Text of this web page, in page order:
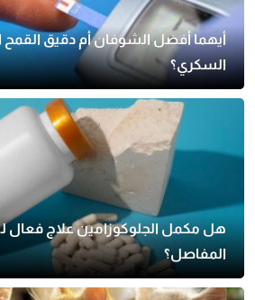
أيهما أفضل الشوفان أم دقيق القمح
السكري؟
هل مكمل الجلوكوزامين علاج فعال
المفاصل؟